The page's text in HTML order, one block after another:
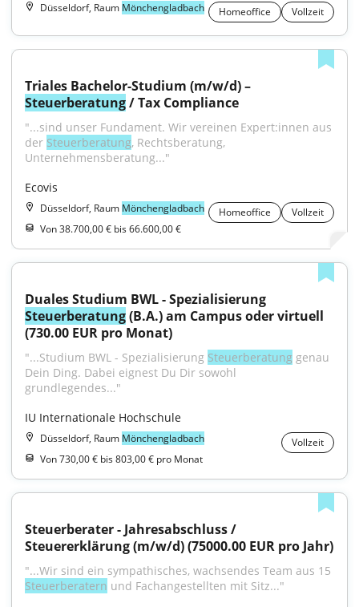
Düsseldorf, Raum Mönchengladbach Homeoffice Vollzeit
Steuerberatung / Tax Compliance
"...sind unser Fundament. Wir vereinen Expert:innen aus
der Steuerberatung, Rechtsberatung,
Unternehmensberatung..."
Ecovis
Düsseldorf, Raum Mönchengladbach Homeoffice
Vollzeit
Von 38.700,00 € bis 66.600,00 €
Steuerberatung (B.A.) am Campus oder virtuell
(730.00 EUR pro Monat)
"...Studium BWL - Spezialisierung Steuerberatung genau
Dein Ding. Dabei eignest Du Dir sowohl
grundlegendes..."
IU Internationale Hochschule
Düsseldorf, Raum Mönchengladbach
Vollzeit
Von 730,00 € bis 803,00 € pro Monat
Steuerberater - Jahresabschluss /
Steuererklärung (m/w/d) (75000.00 EUR pro Jahr)
Steuerberatern und Fachangestellten mit Sitz..."